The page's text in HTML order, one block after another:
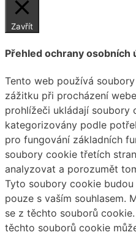
Zavřít
Přehled ochrany osobních
Tento web používá
zážitku při procházení
prohlížeči ukládají soubory
kategorizovány podle
pro fungování základních
soubory cookie třetích
analyzovat a porozumět
Tyto soubory cookie
pouze s vaším souhlasem.
se z těchto souborů
těchto souborů cookie